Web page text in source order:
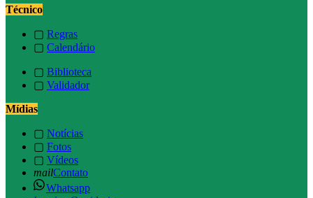
Técnico
▢ Regras
▢ Calendário
▢ Biblioteca
▢ Validador
Mídias
▢ Notícias
▢ Fotos
▢ Vídeos
mailContato
Whatsapp